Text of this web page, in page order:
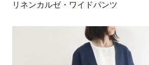
リネンカルゼ・ワイドパンツ